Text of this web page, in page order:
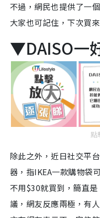
不過，網民也提供了一
大家也可記住，下次買來
▼DAISO一
點
除此之外，近日社交平
器，指IKEA一款購物袋
不用$30就買到，簡直
議，網友反應兩極，有